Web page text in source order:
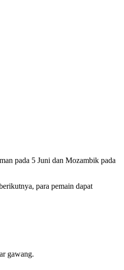
pada 5 Juni dan Mozambik pada
para pemain dapat
gawang.